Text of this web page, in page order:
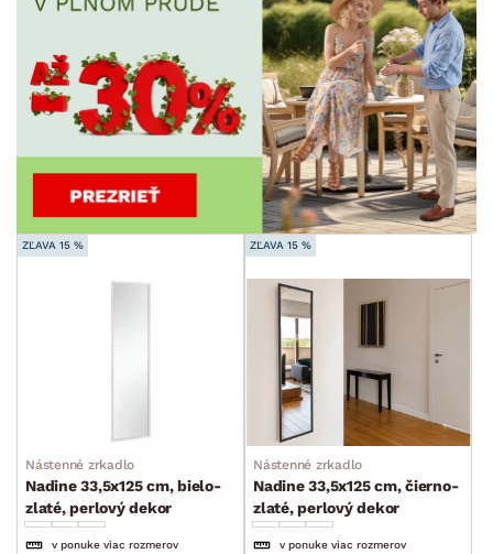
ZĽAVA 15 %
Nástenné zrkadlo
Nadine 33,5x125 cm, bielo-
zlaté, perlový dekor
v ponuke viac rozmerov
ZĽAVA 15 %
Nástenné zrkadlo
Nadine 33,5x125 cm, čierno-
zlaté, perlový dekor
v ponuke viac rozmerov